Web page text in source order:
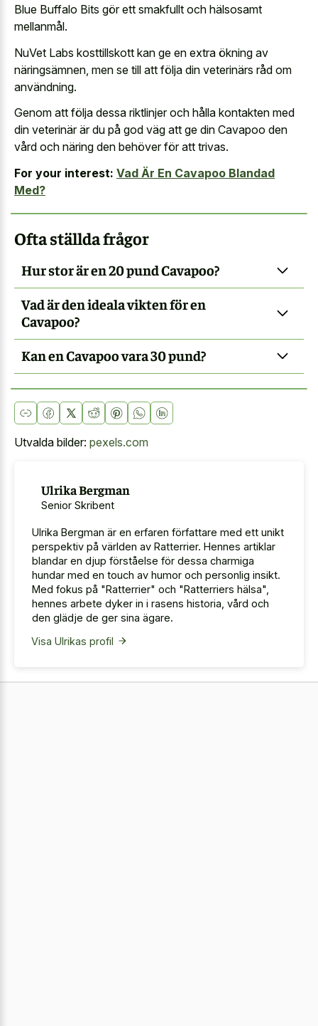
Blue Buffalo Bits gör ett smakfullt och hälsosamt
mellanmål.
NuVet Labs kosttillskott kan ge en extra ökning av
näringsämnen, men se till att följa din veterinärs råd om
användning.
Genom att följa dessa riktlinjer och hålla kontakten med
din veterinär är du på god väg att ge din Cavapoo den
vård och näring den behöver för att trivas.
For your interest: Vad Är En Cavapoo Blandad
Med?
Ofta ställda frågor
Hur stor är en 20 pund Cavapoo?
Vad är den ideala vikten för en
Cavapoo?
Kan en Cavapoo vara 30 pund?
Utvalda bilder: pexels.com
Ulrika Bergman
Senior Skribent
Ulrika Bergman är en erfaren författare med ett unikt
perspektiv på världen av Ratterrier. Hennes artiklar
blandar en djup förståelse för dessa charmiga
hundar med en touch av humor och personlig insikt.
Med fokus på "Ratterrier" och "Ratterriers hälsa",
hennes arbete dyker in i rasens historia, vård och
den glädje de ger sina ägare.
Visa Ulrikas profil